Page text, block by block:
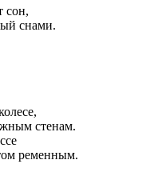
сон,
снами.
стенам.
ременным.